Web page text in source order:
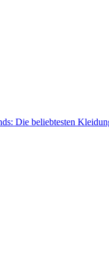
Die beliebtesten